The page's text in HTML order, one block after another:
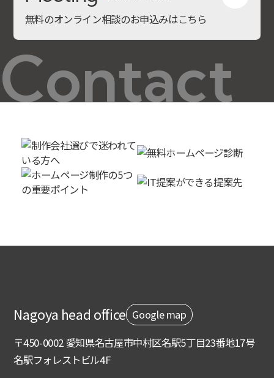
Contact
無料のオンライン相談のお申込みはこちら
Nagoya head office Google map
〒450-0002 愛知県名古屋市中村区名駅5丁目23番地17号
名駅フォレストビル4F